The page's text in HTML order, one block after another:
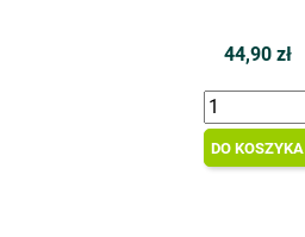
44,90 zł
DO KOSZYKA